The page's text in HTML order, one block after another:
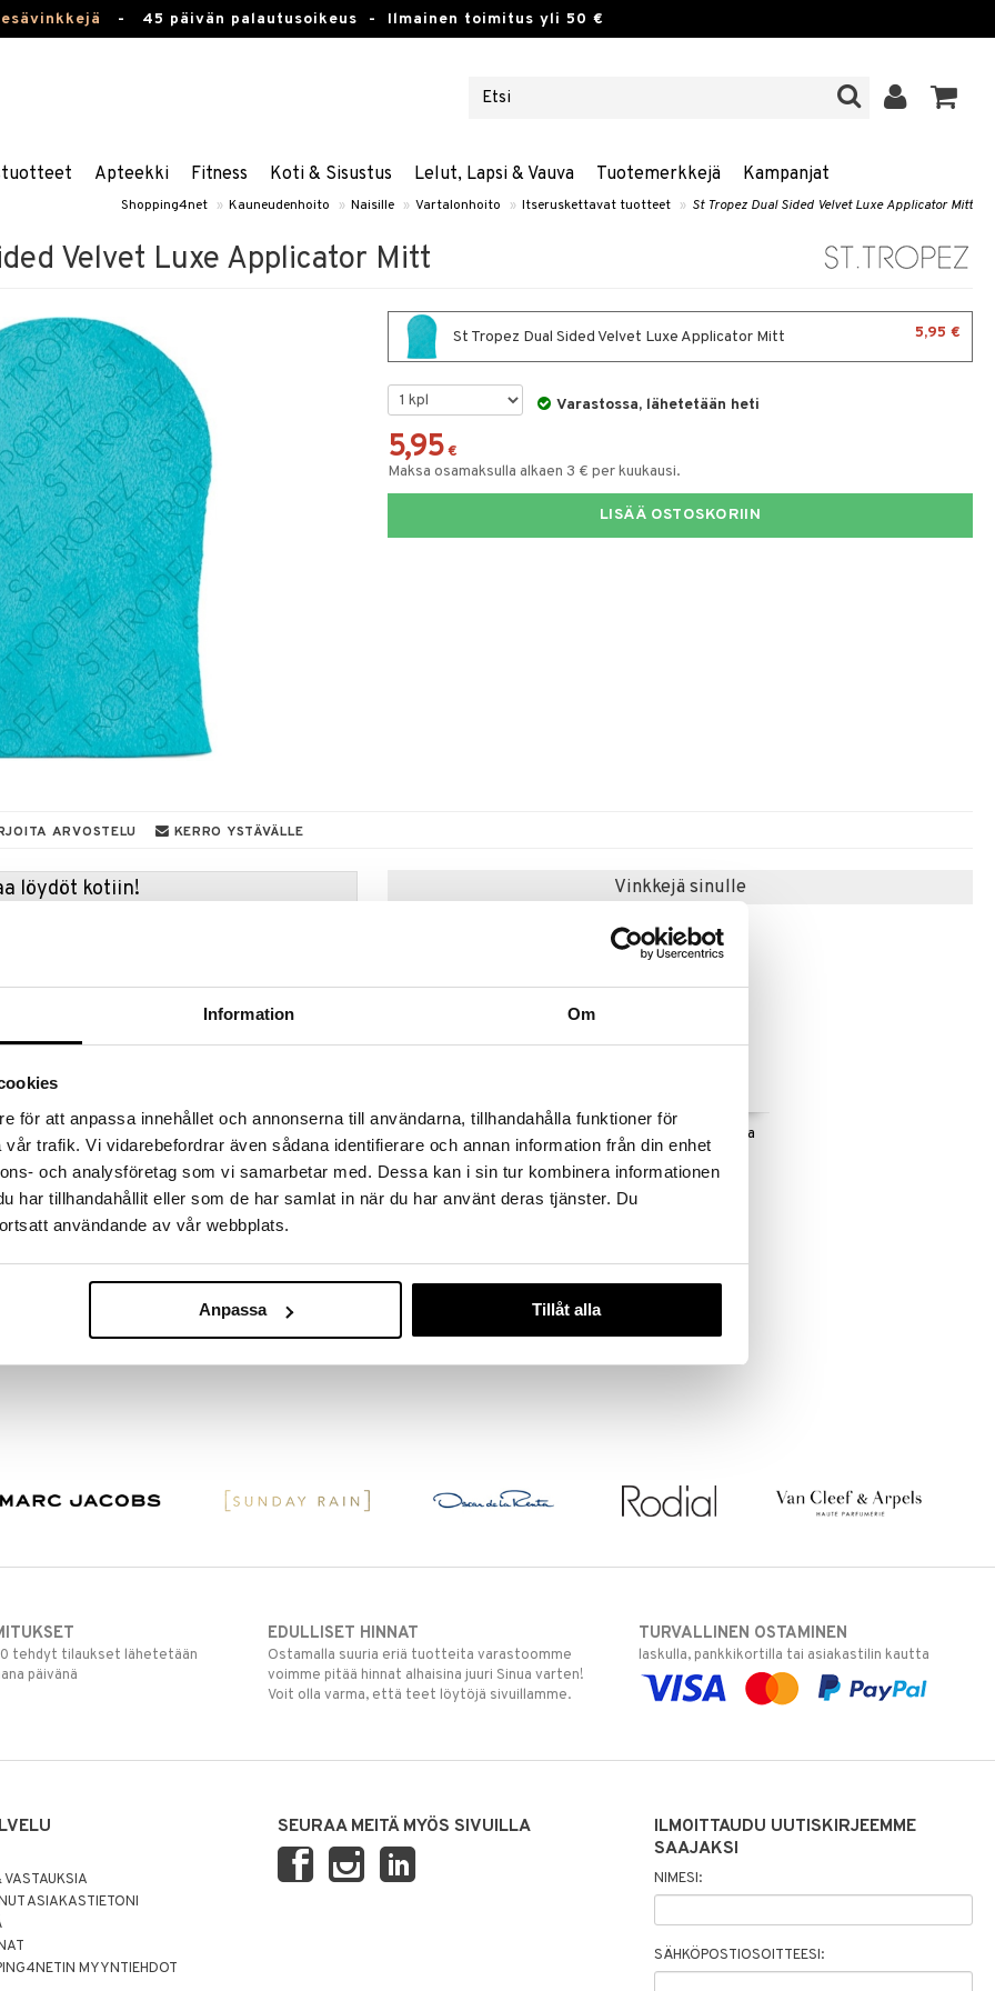
Information Om
för att anpassa innehållet och annonserna till användarna, tillhandahålla funktioner för
trafik. Vi vidarebefordrar även sådana identifierare och annan information från din enhet
och analysföretag som vi samarbetar med. Dessa kan i sin tur kombinera informationen
har tillhandahållit eller som de har samlat in när du har använt deras tjänster. Du
användande av vår webbplats.
Anpassa Tillåt alla
- 45 päivän palautusoikeus - Ilmainen toimitus yli 50 €
Apteekki Fitness Koti & Sisustus Lelut, Lapsi & Vauva Tuotemerkkejä Kampanjat
Shopping4net » Kauneudenhoito » Naisille » Vartalonhoito » Itseruskettavat tuotteet » St Tropez Dual Sided Velvet Luxe Applicator Mitt
Velvet Luxe Applicator Mitt
St Tropez Dual Sided Velvet Luxe Applicator Mitt 5,95 €
Varastossa, lähetetään heti
5,95 €
Maksa osamaksulla alkaen 3 € per kuukausi.
LISÄÄ OSTOSKORIIN
ARVOSTELU KERRO YSTÄVÄLLE
löydöt kotiin!
voivat päästä loppumaan!
ale-löydöt »
Mitt on optimaalinen väline
käytitpä sitten Self Tan- tai Gradual Tan -
lopputuloksen ilman raitoja. Samettinen
levityksen aikana. Kintaan vedenkestävä
Vinkkejä sinulle
Classic Bronzing Mousse
ST. TROPEZ
alk.21,95 €
St Tropez Self Tan Ultra
Dark Bronzing Mousse
ST. TROPEZ
31,95
tehdyt tilaukset lähetetään
päivänä
EDULLISET HINNAT
Ostamalla suuria eriä tuotteita varastoomme
voimme pitää hinnat alhaisina juuri Sinua varten!
Voit olla varma, että teet löytöjä sivuillamme.
TURVALLINEN OSTAMINEN
laskulla, pankkikortilla tai asiakastilin kautta
ASIAKASTIETONI
MYYNTIEHDOT
SEURAA MEITÄ MYÖS SIVUILLA
ILMOITTAUDU UUTISKIRJEEMME
SAAJAKSI
NIMESI:
SÄHKÖPOSTIOSOITTEESI: